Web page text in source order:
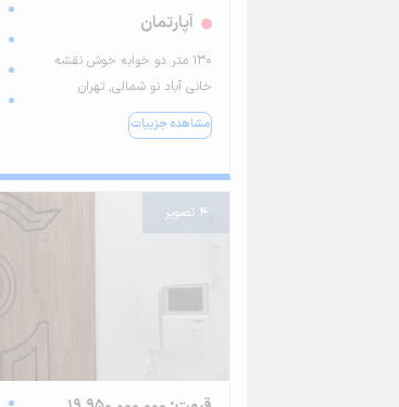
آپارتمان
130 متر دو خوابه خوش نقشه
خانی آباد نو شمالی, تهران
مشاهده جزییات
4 تصویر